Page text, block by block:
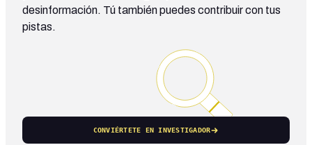
desinformación. Tú también puedes contribuir con tus
pistas.
CONVIÉRTETE EN INVESTIGADOR